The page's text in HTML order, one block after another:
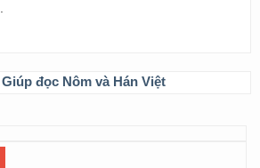
đọc Nôm và Hán Việt